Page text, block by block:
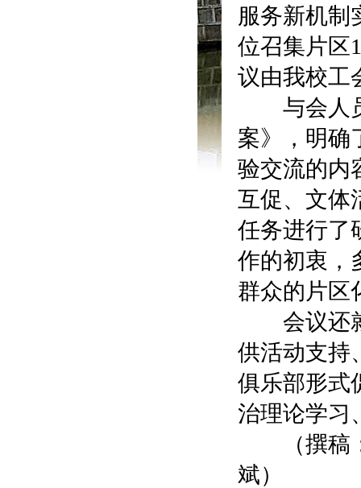
服务新机制
位召集片区
议由我校工
与会人员
案》，明确
验交流的内
互促、文体
任务进行了
作的初衷，
群众的片区
会议还就
供活动支持
俱乐部形式
治理论学习
（撰稿：
斌